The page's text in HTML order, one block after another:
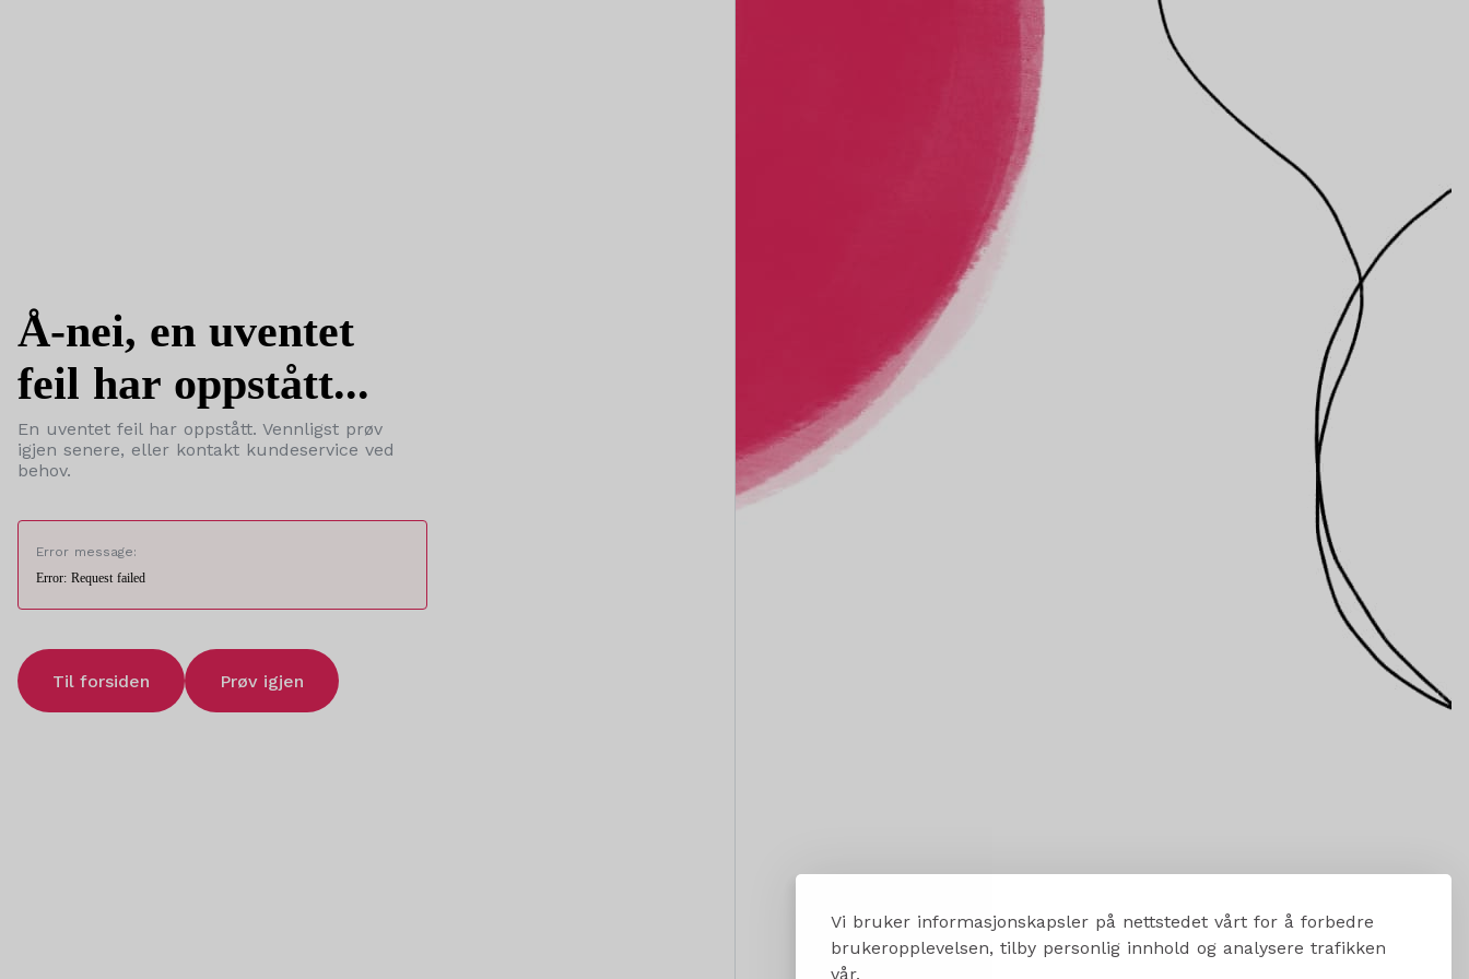
Vi bruker informasjonskapsler på nettstedet vårt for å forbedre
brukeropplevelsen, tilby personlig innhold og analysere trafikken
vår.
Å-nei, en uventet
feil har oppstått...
En uventet feil har oppstått. Vennligst prøv
igjen senere, eller kontakt kundeservice ved
behov.
Error message:
Error: Request failed
Til forsiden Prøv igjen